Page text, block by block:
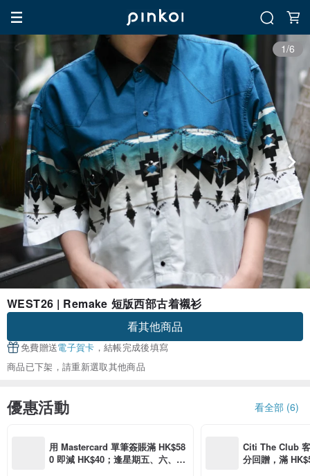
1/6
WEST26 | Remake 短版西部古着襯衫
看其他商品
免費贈送電子賀卡 ，結帳完成後填寫
商品已下架，請重新選取其他商品
優惠活動 看全部 (6)
用 Mastercard 單筆簽賬滿 HK$58
0 即減 HK$40；逢星期五、六、日
Citi The Club
分回贈，滿